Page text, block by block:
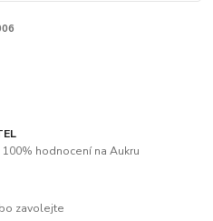
hodnocení na Aukru
zavolejte